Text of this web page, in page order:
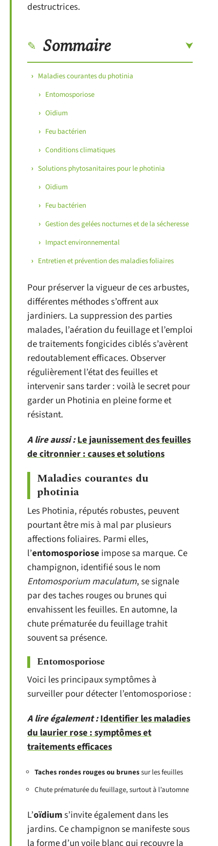
destructrices.
Sommaire
Maladies courantes du photinia
Entomosporiose
Oïdium
Feu bactérien
Conditions climatiques
Solutions phytosanitaires pour le photinia
Oïdium
Feu bactérien
Gestion des gelées nocturnes et de la sécheresse
Impact environnemental
Entretien et prévention des maladies foliaires
Pour préserver la vigueur de ces arbustes,
différentes méthodes s’offrent aux
jardiniers. La suppression des parties
malades, l’aération du feuillage et l’emploi
de traitements fongicides ciblés s’avèrent
redoutablement efficaces. Observer
régulièrement l’état des feuilles et
intervenir sans tarder : voilà le secret pour
garder un Photinia en pleine forme et
résistant.
A lire aussi :Le jaunissement des feuilles
de citronnier : causes et solutions
Maladies courantes du
photinia
Les Photinia, réputés robustes, peuvent
pourtant être mis à mal par plusieurs
affections foliaires. Parmi elles,
l’entomosporiose impose sa marque. Ce
champignon, identifié sous le nom
Entomosporium maculatum, se signale
par des taches rouges ou brunes qui
envahissent les feuilles. En automne, la
chute prématurée du feuillage trahit
souvent sa présence.
Entomosporiose
Voici les principaux symptômes à
surveiller pour détecter l’entomosporiose :
A lire également :Identifier les maladies
du laurier rose : symptômes et
traitements efficaces
Taches rondes rouges ou brunessur les feuilles
Chute prématurée du feuillage, surtout à l’automne
L’oïdiums’invite également dans les
jardins. Ce champignon se manifeste sous
la forme d’un voile blanc qui recouvre la